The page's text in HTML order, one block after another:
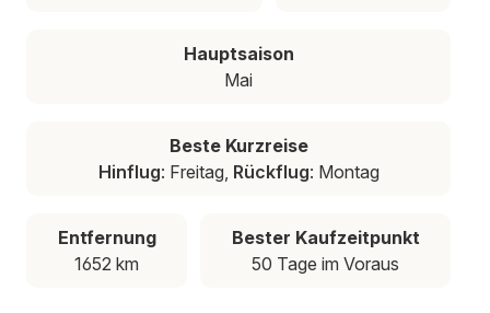
Hauptsaison
Mai
Beste Kurzreise
Hinflug: Freitag, Rückflug: Montag
Entfernung
1652 km
Bester Kaufzeitpunkt
50 Tage im Voraus